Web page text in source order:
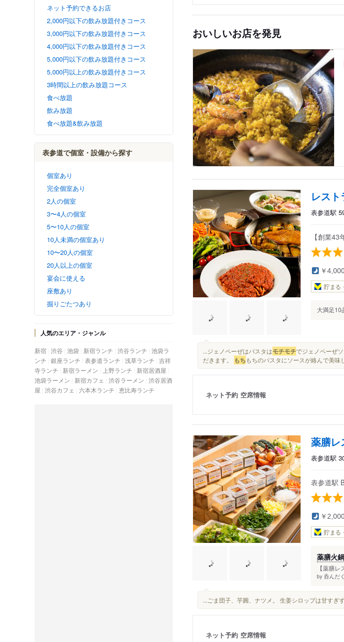
ネット予約できるお店
2,000円以下の飲み放題付きコース
3,000円以下の飲み放題付きコース
4,000円以下の飲み放題付きコース
5,000円以下の飲み放題付きコース
5,000円以上の飲み放題付きコース
3時間以上の飲み放題コース
食べ放題
飲み放題
食べ放題&飲み放題
表参道で個室・設備から探す
個室あり
完全個室あり
2人の個室
3〜4人の個室
5〜10人の個室
10人未満の個室あり
10〜20人の個室
20人以上の個室
宴会に使える
座敷あり
掘りごたつあり
人気のエリア・ジャンル
新宿 渋谷 池袋 新宿ランチ 渋谷ランチ 池袋ラ
ンチ 銀座ランチ 表参道ランチ 浅草ランチ 吉祥
寺ランチ
新宿ラーメン 上野ランチ
新宿居酒屋
池袋ラーメン
新宿カフェ 渋谷ラーメン 渋谷居酒
屋 渋谷カフェ 六本木ランチ 恵比寿ランチ
おいしいお店を発見
レス
表参道駅
【創業
￥
貯まる
大満足10
...ジェノペーぜはパスタはモチモチでジェノペーぜ
だきます。
もちもちのパスタにソースが絡んで美味
ネット予約 空席情報
薬膳レ
表参道駅
表参道駅
￥
貯まる
薬膳火
【薬膳
by 呑んだ
...ごま団子、芋圓、ナツメ。 生姜シロップは甘すぎ
ネット予約 空席情報